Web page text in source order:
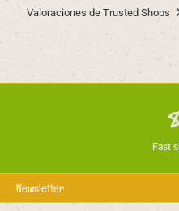
Valoraciones de Trusted Shops
Fast
Newsletter